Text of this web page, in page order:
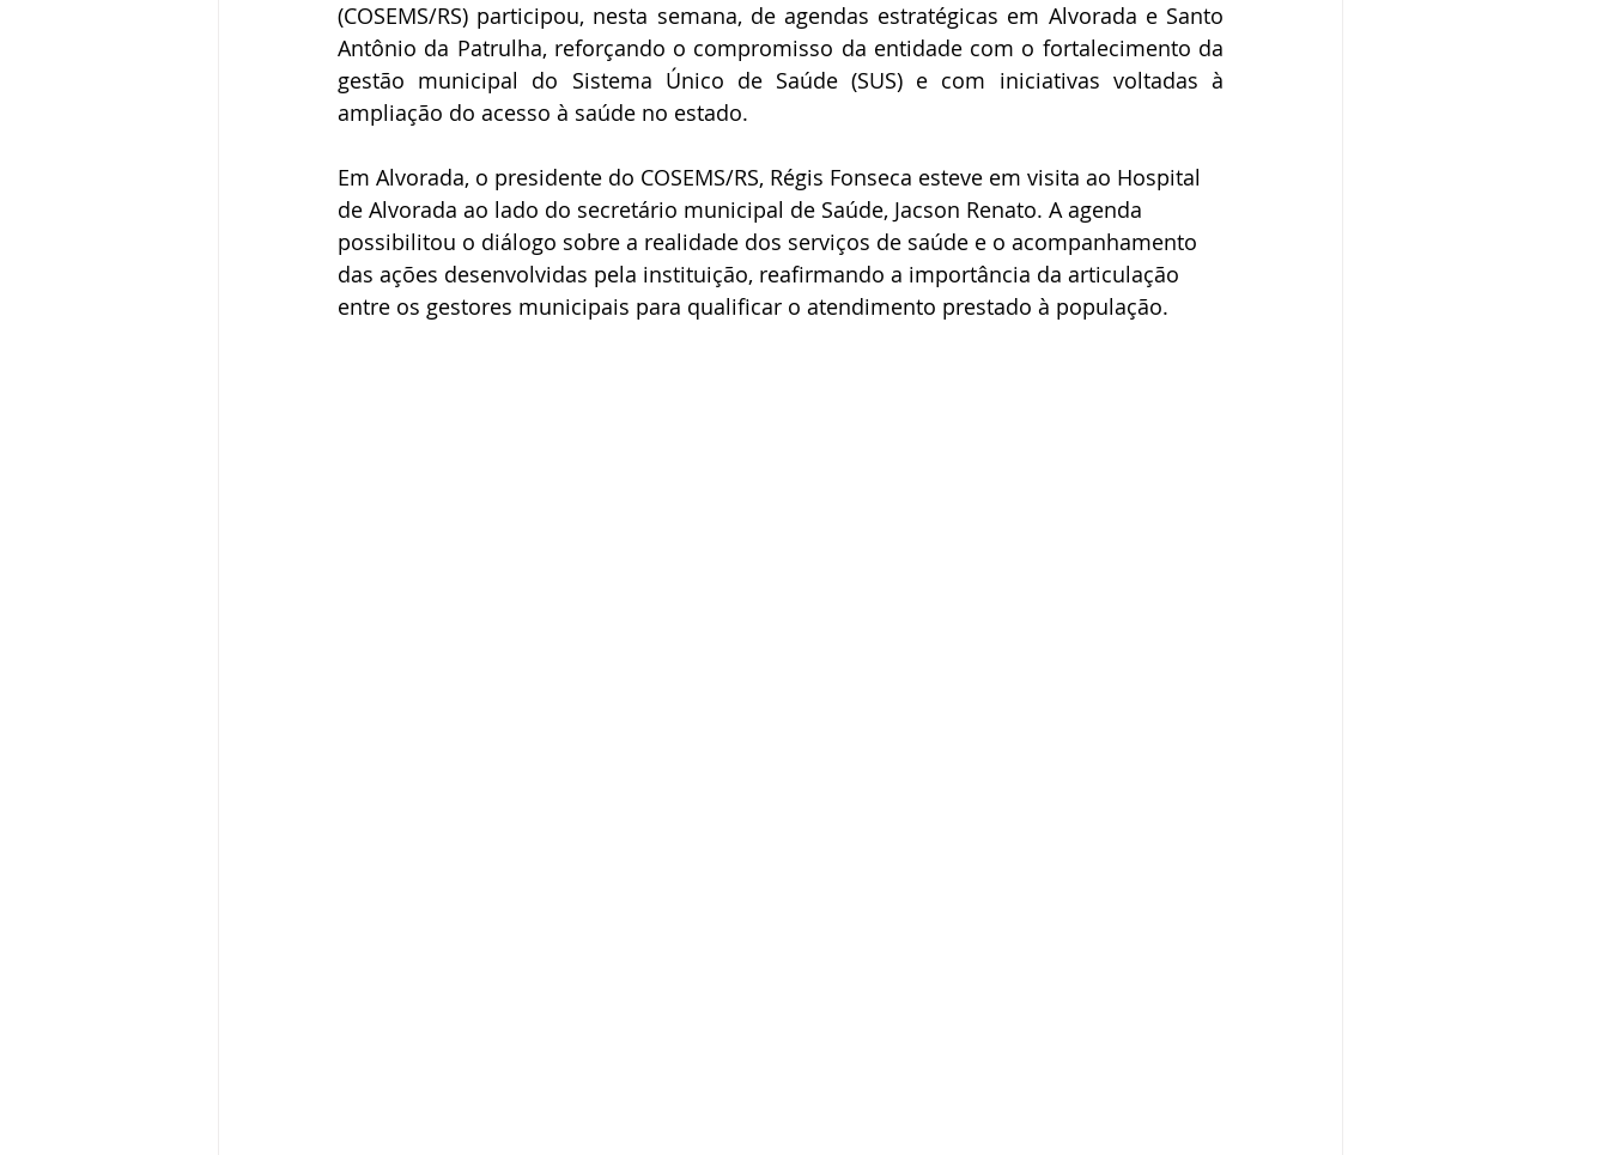
(COSEMS/RS) participou, nesta semana, de agendas estratégicas em Alvorada e Santo
Antônio da Patrulha, reforçando o compromisso da entidade com o fortalecimento da
gestão municipal do Sistema Único de Saúde (SUS) e com iniciativas voltadas à
ampliação do acesso à saúde no estado.
Em Alvorada, o presidente do COSEMS/RS, Régis Fonseca esteve em visita ao Hospital
de Alvorada ao lado do secretário municipal de Saúde, Jacson Renato. A agenda
possibilitou o diálogo sobre a realidade dos serviços de saúde e o acompanhamento
das ações desenvolvidas pela instituição, reafirmando a importância da articulação
entre os gestores municipais para qualificar o atendimento prestado à população.